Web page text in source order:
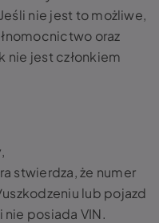
nie jest to możliwe,
oraz
nie jest członkiem
stwierdza, że numer
lub pojazd
posiada VIN.